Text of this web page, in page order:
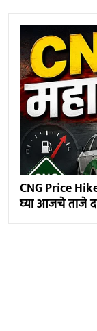
CNG Price
घ्या आजचे ताजे